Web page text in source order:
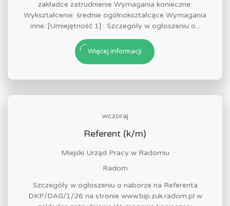
zakładce zatrudnienie Wymagania konieczne:
Wykształcenie: średnie ogólnokształcące Wymagania
inne: [Umiejętność 1] : Szczegóły w ogłoszeniu o...
Więcej informacji
wczoraj
Referent (k/m)
Miejski Urząd Pracy w Radomiu
Radom
Szczegóły w ogłoszeniu o naborze na Referenta
DKP/DAG/1/26 na stronie www.bip.zuk.radom.pl w